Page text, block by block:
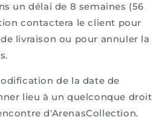
un délai de 8 semaines (56
contactera le client pour
livraison ou pour annuler la
de la date de
lieu à un quelconque droit
d'ArenasCollection.